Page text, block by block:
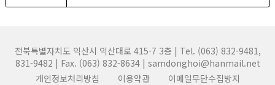
전북특별자치도 익산시 익산대로 415-7 3층 | Tel. (063) 832-9481,
831-9482 | Fax. (063) 832-8634 | samdonghoi@hanmail.net
개인정보처리방침
이용약관 이메일무단수집방지